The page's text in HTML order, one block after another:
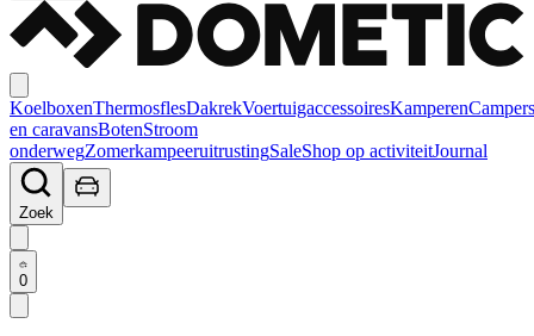
KoelboxenThermosflesDakrekVoertuigaccessoiresKamperenCampers
en caravansBotenStroom
onderwegZomerkampeeruitrustingSaleShop op activiteitJournal
Zoek
0